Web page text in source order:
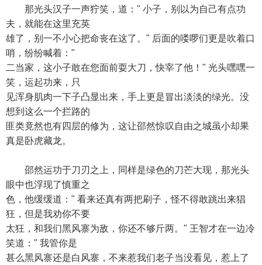
那光头汉子一声狞笑，道：" 小子，别以为自己有点功
夫，就能在这里充英
雄了，别一不小心把命丧在这了。" 后面的喽啰们更是吹着口
哨，纷纷喊着："
二当家，这小子敢在您面前耍大刀，快宰了他！" 光头嘿嘿一
笑，运起功来，只
见浑身肌肉一下子凸显出来，手上更是冒出淡淡的绿光。没
想到这么一个拦路的
匪类竟然也有四层的修为，这让邵然惊叹自由之城虽小却果
真是卧虎藏龙。
邵然运功于刀刃之上，同样是绿色的刀芒大现，那光头
眼中也浮现了慎重之
色，他缓缓道：" 看来还真有两把刷子，怪不得敢跳出来猖
狂，但是我劝你不要
太狂，和我们黑风寨为敌，你还不够斤两。" 王智才在一边冷
笑道：" 我管你是
甚么黑风寨还是白风寨，不来惹我们老子当没看见，惹上了